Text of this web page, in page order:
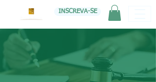
INSCREVA-SE